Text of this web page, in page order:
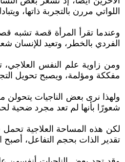
اللواتي مررن بالتجربة ذاتها،
وعندما تقرأ المرأة قصة تشبه
الفردي بالخطر، وتعيد للإنسان
ومن زاوية علم النفس العلاجي،
مفككة ومؤلمة، ويصبح تحويل
ولهذا نرى بعض الناجيات يتحولن
شعورًا بأنها لم تعد مجرد ضحية
لكن هذه المساحة العلاجية تحمل
تقدير الذات بحجم التفاعل، أصبح